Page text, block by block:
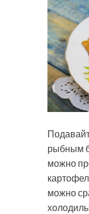
рыбным
можно
можно